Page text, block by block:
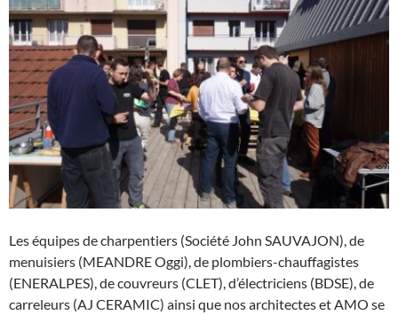
Les équipes de charpentiers (Société John SAUVAJON), de
menuisiers (MEANDRE Oggi), de plombiers-chauffagistes
(ENERALPES), de couvreurs (CLET), d’électriciens (BDSE), de
carreleurs (AJ CERAMIC) ainsi que nos architectes et AMO se